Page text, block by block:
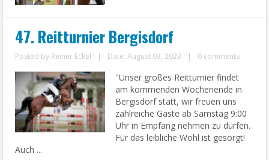
47. Reitturnier Bergisdorf
Posted by Reiner Eckel | Date: August 03, 2023 | 0 comments
"Unser großes Reitturnier findet
am kommenden Wochenende in
Bergisdorf statt, wir freuen uns
zahlreiche Gäste ab Samstag 9:00
Uhr in Empfang nehmen zu dürfen.
Für das leibliche Wohl ist gesorgt!
Auch ...